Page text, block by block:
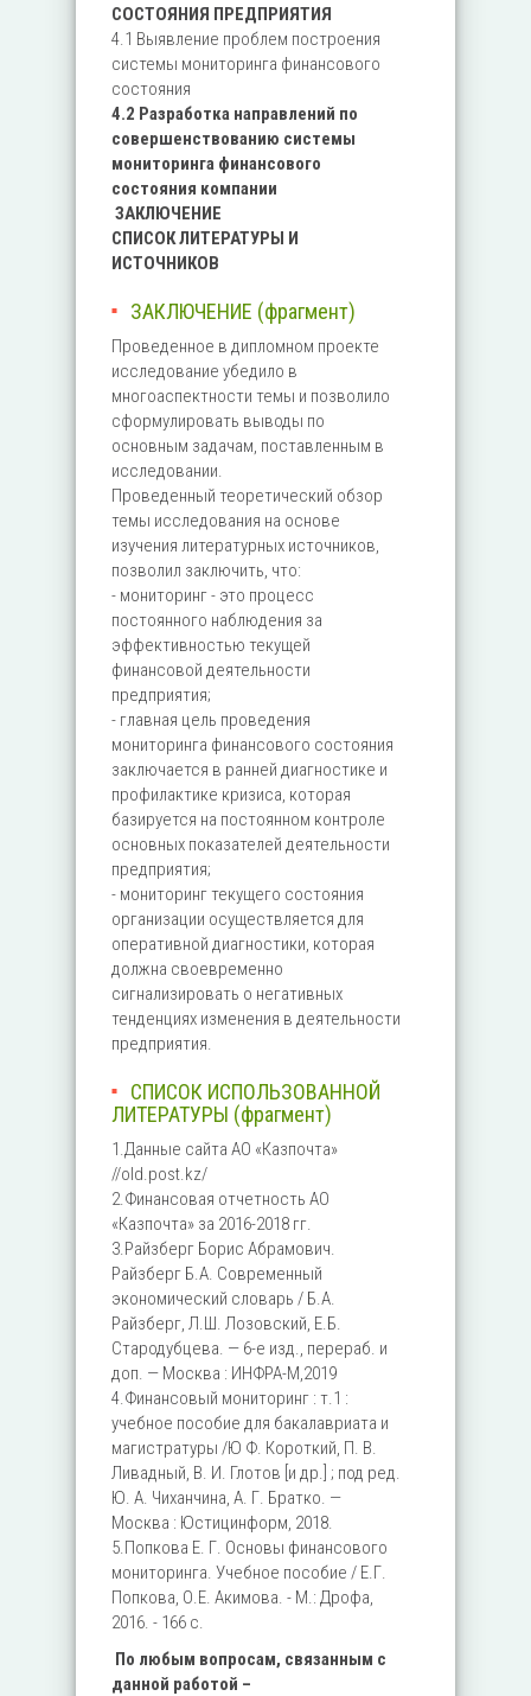
СОСТОЯНИЯ ПРЕДПРИЯТИЯ
4.1 Выявление проблем построения
системы мониторинга финансового
состояния
4.2 Разработка направлений по
совершенствованию системы
мониторинга финансового
состояния компании
ЗАКЛЮЧЕНИЕ
СПИСОК ЛИТЕРАТУРЫ И
ИСТОЧНИКОВ
ЗАКЛЮЧЕНИЕ (фрагмент)
Проведенное в дипломном проекте
исследование убедило в
многоаспектности темы и позволило
сформулировать выводы по
основным задачам, поставленным в
исследовании.
Проведенный теоретический обзор
темы исследования на основе
изучения литературных источников,
позволил заключить, что:
- мониторинг - это процесс
постоянного наблюдения за
эффективностью текущей
финансовой деятельности
предприятия;
- главная цель проведения
мониторинга финансового состояния
заключается в ранней диагностике и
профилактике кризиса, которая
базируется на постоянном контроле
основных показателей деятельности
предприятия;
- мониторинг текущего состояния
организации осуществляется для
оперативной диагностики, которая
должна своевременно
сигнализировать о негативных
тенденциях изменения в деятельности
предприятия.
СПИСОК ИСПОЛЬЗОВАННОЙ
ЛИТЕРАТУРЫ (фрагмент)
1.Данные сайта АО «Казпочта»
//old.post.kz/
2.Финансовая отчетность АО
«Казпочта» за 2016-2018 гг.
3.Райзберг Борис Абрамович.
Райзберг Б.А. Современный
экономический словарь / Б.А.
Райзберг, Л.Ш. Лозовский, Е.Б.
Стародубцева. — 6-е изд., перераб. и
доп. — Москва : ИНФРА-М,2019
4.Финансовый мониторинг : т.1 :
учебное пособие для бакалавриата и
магистратуры /Ю Ф. Короткий, П. В.
Ливадный, В. И. Глотов [и др.] ; под ред.
Ю. А. Чиханчина, А. Г. Братко. —
Москва : Юстицинформ, 2018.
5.Попкова Е. Г. Основы финансового
мониторинга. Учебное пособие / Е.Г.
Попкова, О.Е. Акимова. - М.: Дрофа,
2016. - 166 c.
По любым вопросам, связанным с
данной работой –